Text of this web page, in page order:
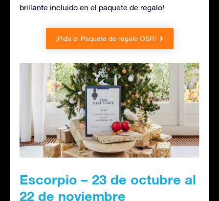
brillante incluido en el paquete de regalo!
¡Pida el Paquete de regalo OSR!
Escorpio – 23 de octubre al
22 de noviembre